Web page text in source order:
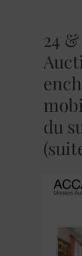
24 &
du